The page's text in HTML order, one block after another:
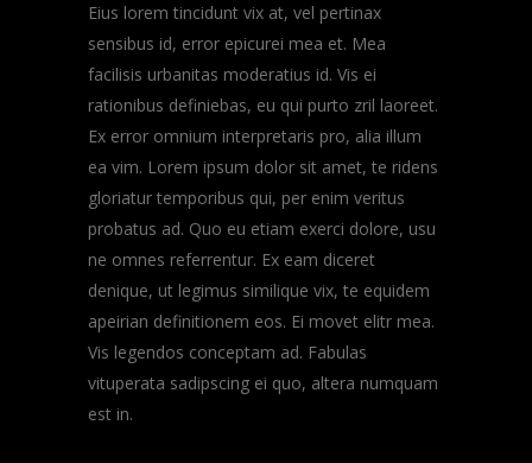
Eius lorem tincidunt vix at, vel pertinax
sensibus id, error epicurei mea et. Mea
facilisis urbanitas moderatius id. Vis ei
rationibus definiebas, eu qui purto zril laoreet.
Ex error omnium interpretaris pro, alia illum
ea vim. Lorem ipsum dolor sit amet, te ridens
gloriatur temporibus qui, per enim veritus
probatus ad. Quo eu etiam exerci dolore, usu
ne omnes referrentur. Ex eam diceret
denique, ut legimus similique vix, te equidem
apeirian definitionem eos. Ei movet elitr mea.
Vis legendos conceptam ad. Fabulas
vituperata sadipscing ei quo, altera numquam
est in.